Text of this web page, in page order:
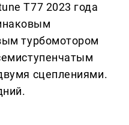
T77 2023 года
турбомотором
сцеплениями.